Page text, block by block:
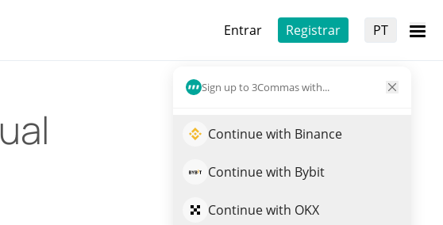
Entrar Registrar PT
Sign up to 3Commas with...
Continue with Binance
Continue with Bybit
Continue with OKX